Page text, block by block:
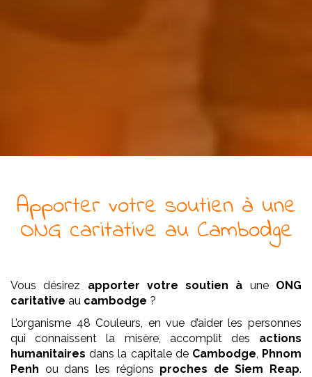
Apporter votre soutien à une
ONG caritative au Cambodge
Vous désirez apporter votre soutien à une ONG
caritative au cambodge ?
L’organisme 48 Couleurs, en vue d’aider les personnes
qui connaissent la misère, accomplit des actions
humanitaires dans la capitale de Cambodge, Phnom
Penh ou dans les régions proches de Siem Reap.